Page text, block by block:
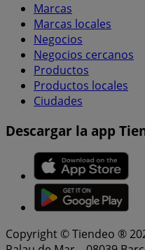
Marcas
Marcas locales
Negocios
Negocios cercanos
Productos
Productos locales
Ciudades
Descargar la app
Copyright © Tiendeo ®